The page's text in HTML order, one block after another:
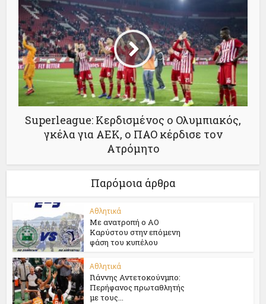
Superleague: Κερδισμένος ο Ολυμπιακός,
γκέλα για ΑΕΚ, ο ΠΑΟ κέρδισε τον
Ατρόμητο
Παρόμοια άρθρα
Αθλητικά
Με ανατροπή ο ΑΟ
Καρύστου στην επόμενη
φάση του κυπέλου
Αθλητικά
Γιάννης Αντετοκούνμπο:
Περήφανος πρωταθλητής
με τους...